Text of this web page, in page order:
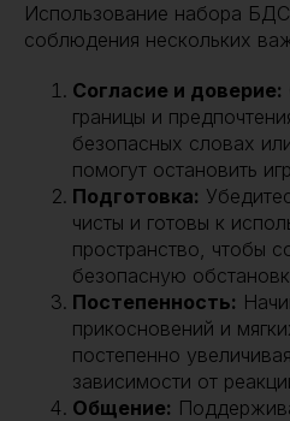
Использование набора
соблюдения нескольких
Согласие и доверие:
границы и
безопасных словах
помогут остановить
Подготовка:
чисты и готовы к
пространство, чтобы
безопасную
Постепенность:
прикосновений и
постепенно
зависимости от
Общение: